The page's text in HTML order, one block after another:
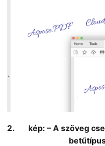
kép: – A szöveg